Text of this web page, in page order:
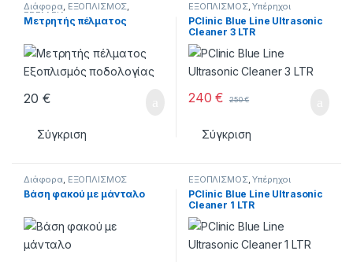
Διάφορα, ΕΞΟΠΛΙΣΜΟΣ,
ΕΡΓΑΛΕΙΑ
Μετρητής πέλματος
20 €
Σύγκριση
ΕΞΟΠΛΙΣΜΟΣ,Υπέρηχοι
PClinic Blue Line Ultrasonic
Cleaner 3 LTR
240€ 250€
Σύγκριση
Διάφορα, ΕΞΟΠΛΙΣΜΟΣ
Βάση φακού με μάνταλο
ΕΞΟΠΛΙΣΜΟΣ,Υπέρηχοι
PClinic Blue Line Ultrasonic
Cleaner 1 LTR